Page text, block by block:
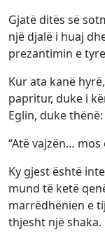
Gjatë ditës së
një djalë i huaj
prezantimin e
Kur ata kanë
papritur, duke i
Eglin, duke thënë:
“Atë vajzën… mos
Ky gjest është
mund të ketë
marrëdhënien e
thjesht një shaka.